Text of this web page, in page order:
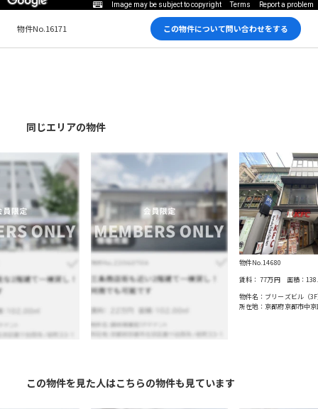
Image may be subject to copyright Terms Report a problem
物件No.16171 この物件について問い合わせをする
同じエリアの物件
物件No.14680
賃料：77万円面積：
物件名：ブリーズビル（
所在地：京都府京都市中
この物件を見た人はこちらの物件も見ています